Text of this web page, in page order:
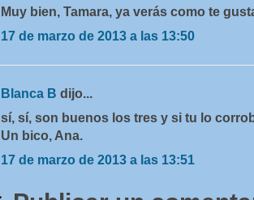
Muy bien, Tamara, ya verás como te
17 de marzo de 2013 a las 13:50
Blanca B dijo...
sí, sí, son buenos los tres y si tu lo
Un bico, Ana.
17 de marzo de 2013 a las 13:51